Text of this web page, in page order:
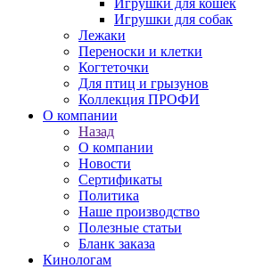
Игрушки для кошек
Игрушки для собак
Лежаки
Переноски и клетки
Когтеточки
Для птиц и грызунов
Коллекция ПРОФИ
О компании
Назад
О компании
Новости
Сертификаты
Политика
Наше производство
Полезные статьи
Бланк заказа
Кинологам